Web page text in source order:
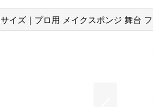
イズ｜プロ用 メイクスポンジ 舞台